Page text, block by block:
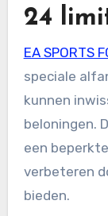
24
EA SPORTS
speciale
kunnen
beloningen.
een
verbeteren
bieden.